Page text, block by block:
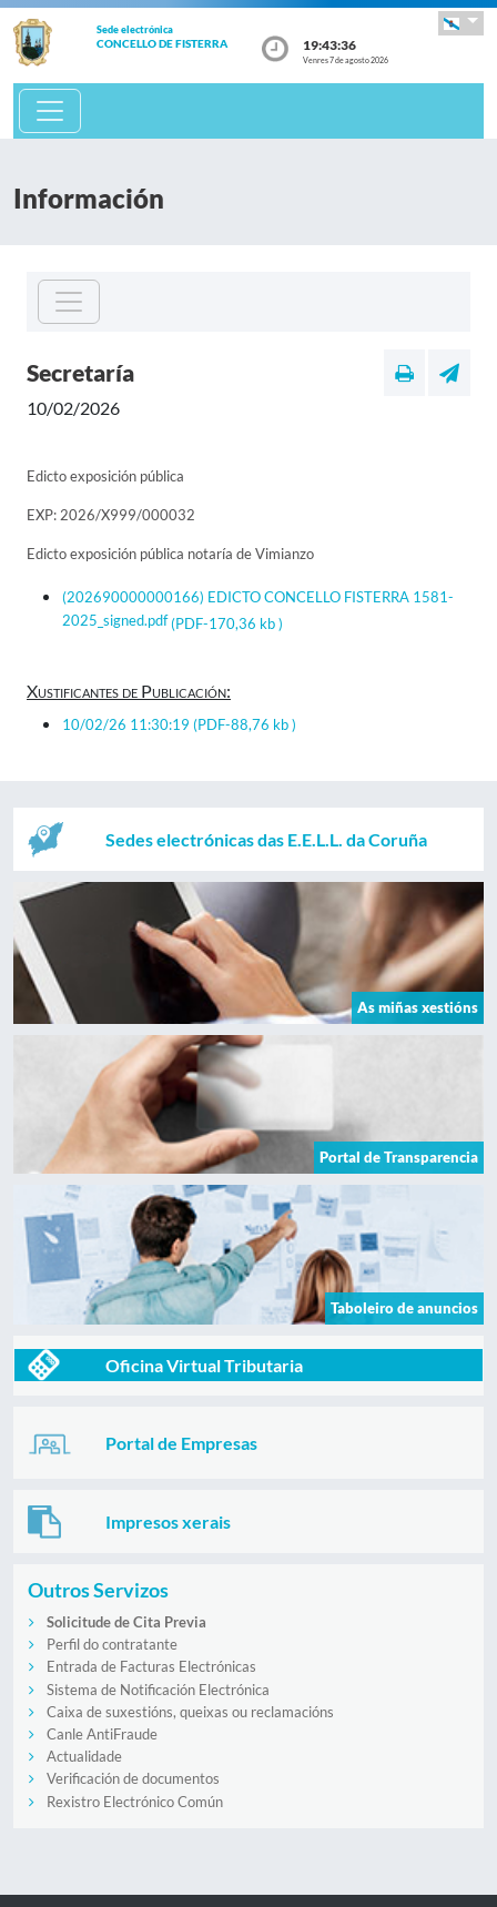
Sede electrónica
CONCELLO DE FISTERRA 19:43:36
Venres 7 de agosto 2026
Información
Secretaría
10/02/2026
Edicto exposición pública
EXP: 2026/X999/000032
Edicto exposición pública notaría de Vimianzo
(202690000000166) EDICTO CONCELLO FISTERRA 1581-
2025_signed.pdf(PDF-170,36 kb )
Xustificantes de Publicación:
10/02/26 11:30:19 (PDF-88,76 kb )
Sedes electrónicas das E.E.L.L. da Coruña
As miñas xestións
Portal de Transparencia
Taboleiro de anuncios
Oficina Virtual Tributaria
Portal de Empresas
Impresos xerais
Outros Servizos
Solicitude de Cita Previa
Perfil do contratante
Entrada de Facturas Electrónicas
Sistema de Notificación Electrónica
Caixa de suxestións, queixas ou reclamacións
Canle AntiFraude
Actualidade
Verificación de documentos
Rexistro Electrónico Común